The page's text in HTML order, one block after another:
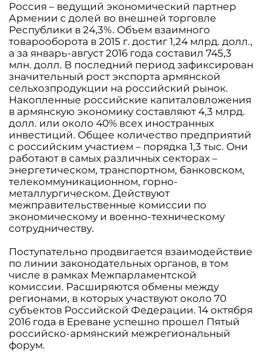
Россия – ведущий экономический партнер
Армении с долей во внешней торговле
Республики в 24,3%. Объем взаимного
товарооборота в 2015 г. достиг 1,24 млрд. долл.,
а за январь-август 2016 года составил 745,3
млн. долл. В последний период зафиксирован
значительный рост экспорта армянской
сельхозпродукции на российский рынок.
Накопленные российские капиталовложения
в армянскую экономику составляют 4,3 млрд.
долл. или около 40% всех иностранных
инвестиций. Общее количество предприятий
с российским участием – порядка 1,3 тыс. Они
работают в самых различных секторах –
энергетическом, транспортном, банковском,
телекоммуникационном, горно-
металлургическом. Действуют
межправительственные комиссии по
экономическому и военно-техническому
сотрудничеству.
Поступательно продвигается взаимодействие
по линии законодательных органов, в том
числе в рамках Межпарламентской
комиссии. Расширяются обмены между
регионами, в которых участвуют около 70
субъектов Российской Федерации. 14 октября
2016 года в Ереване успешно прошел Пятый
российско-армянский межрегиональный
форум.